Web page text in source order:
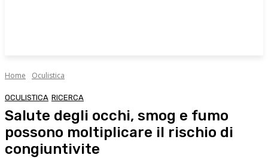
Home Oculistica
OCULISTICA RICERCA
Salute degli occhi, smog e fumo
possono moltiplicare il rischio di
congiuntivite